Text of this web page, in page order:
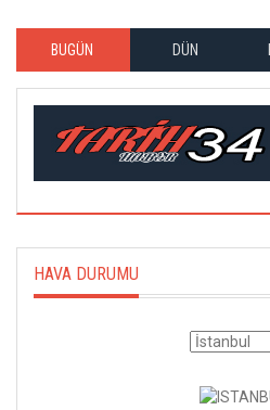
BUGÜN DÜN
HAVA DURUMU